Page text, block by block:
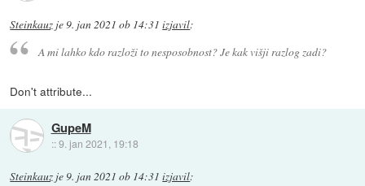
Steinkauz je9. jan 2021 ob 14:31 izjavil:
A mi lahko kdo razloži to nesposobnost? Je kak višji razlog zadi?
Don't attribute...
GupeM
::9. jan 2021, 19:18
Steinkauz je9. jan 2021 ob 14:31 izjavil: